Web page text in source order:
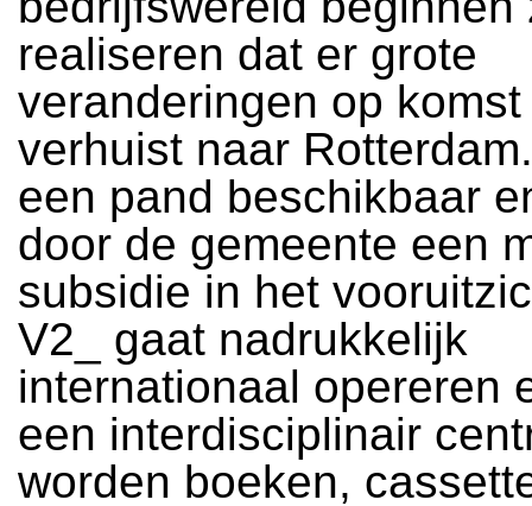
realiseren dat er grote
veranderingen op
verhuist naar
een pand beschikbaar
door de gemeente een
subsidie in het
V2_ gaat nadrukkelijk
internationaal opereren
een interdisciplinair
worden boeken,